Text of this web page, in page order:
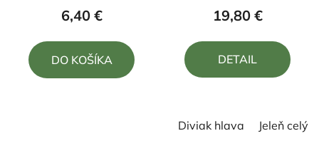
produktu
z
6,40 €
DO KOŠÍKA
produktu
z
19,80 €
DETAIL
Diviak hlava Jeleň celý